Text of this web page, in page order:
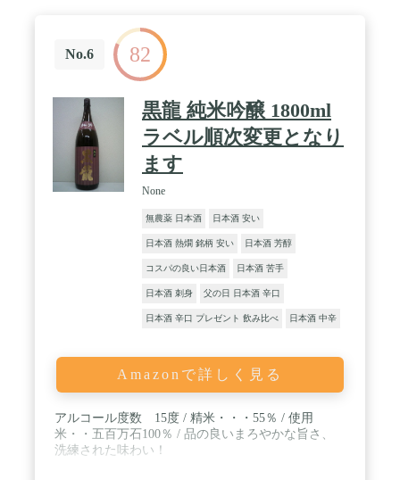
No.6 82
黒龍 純米吟醸 1800ml
ラベル順次変更となり
ます
None
無農薬 日本酒 日本酒 安い
日本酒 熱燗 銘柄 安い 日本酒 芳醇
コスパの良い日本酒 日本酒 苦手
日本酒 刺身 父の日 日本酒 辛口
日本酒 辛口 プレゼント 飲み比べ 日本酒 中辛
Amazonで詳しく見る
アルコール度数 15度 / 精米・・・55％ / 使用
米・・五百万石100％ / 品の良いまろやかな旨さ、
洗練された味わい！